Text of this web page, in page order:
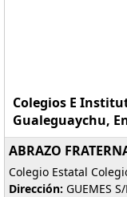
Colegios E
Gualeguaychu,
ABRAZO
Colegio Estatal
Dirección: GUEMES